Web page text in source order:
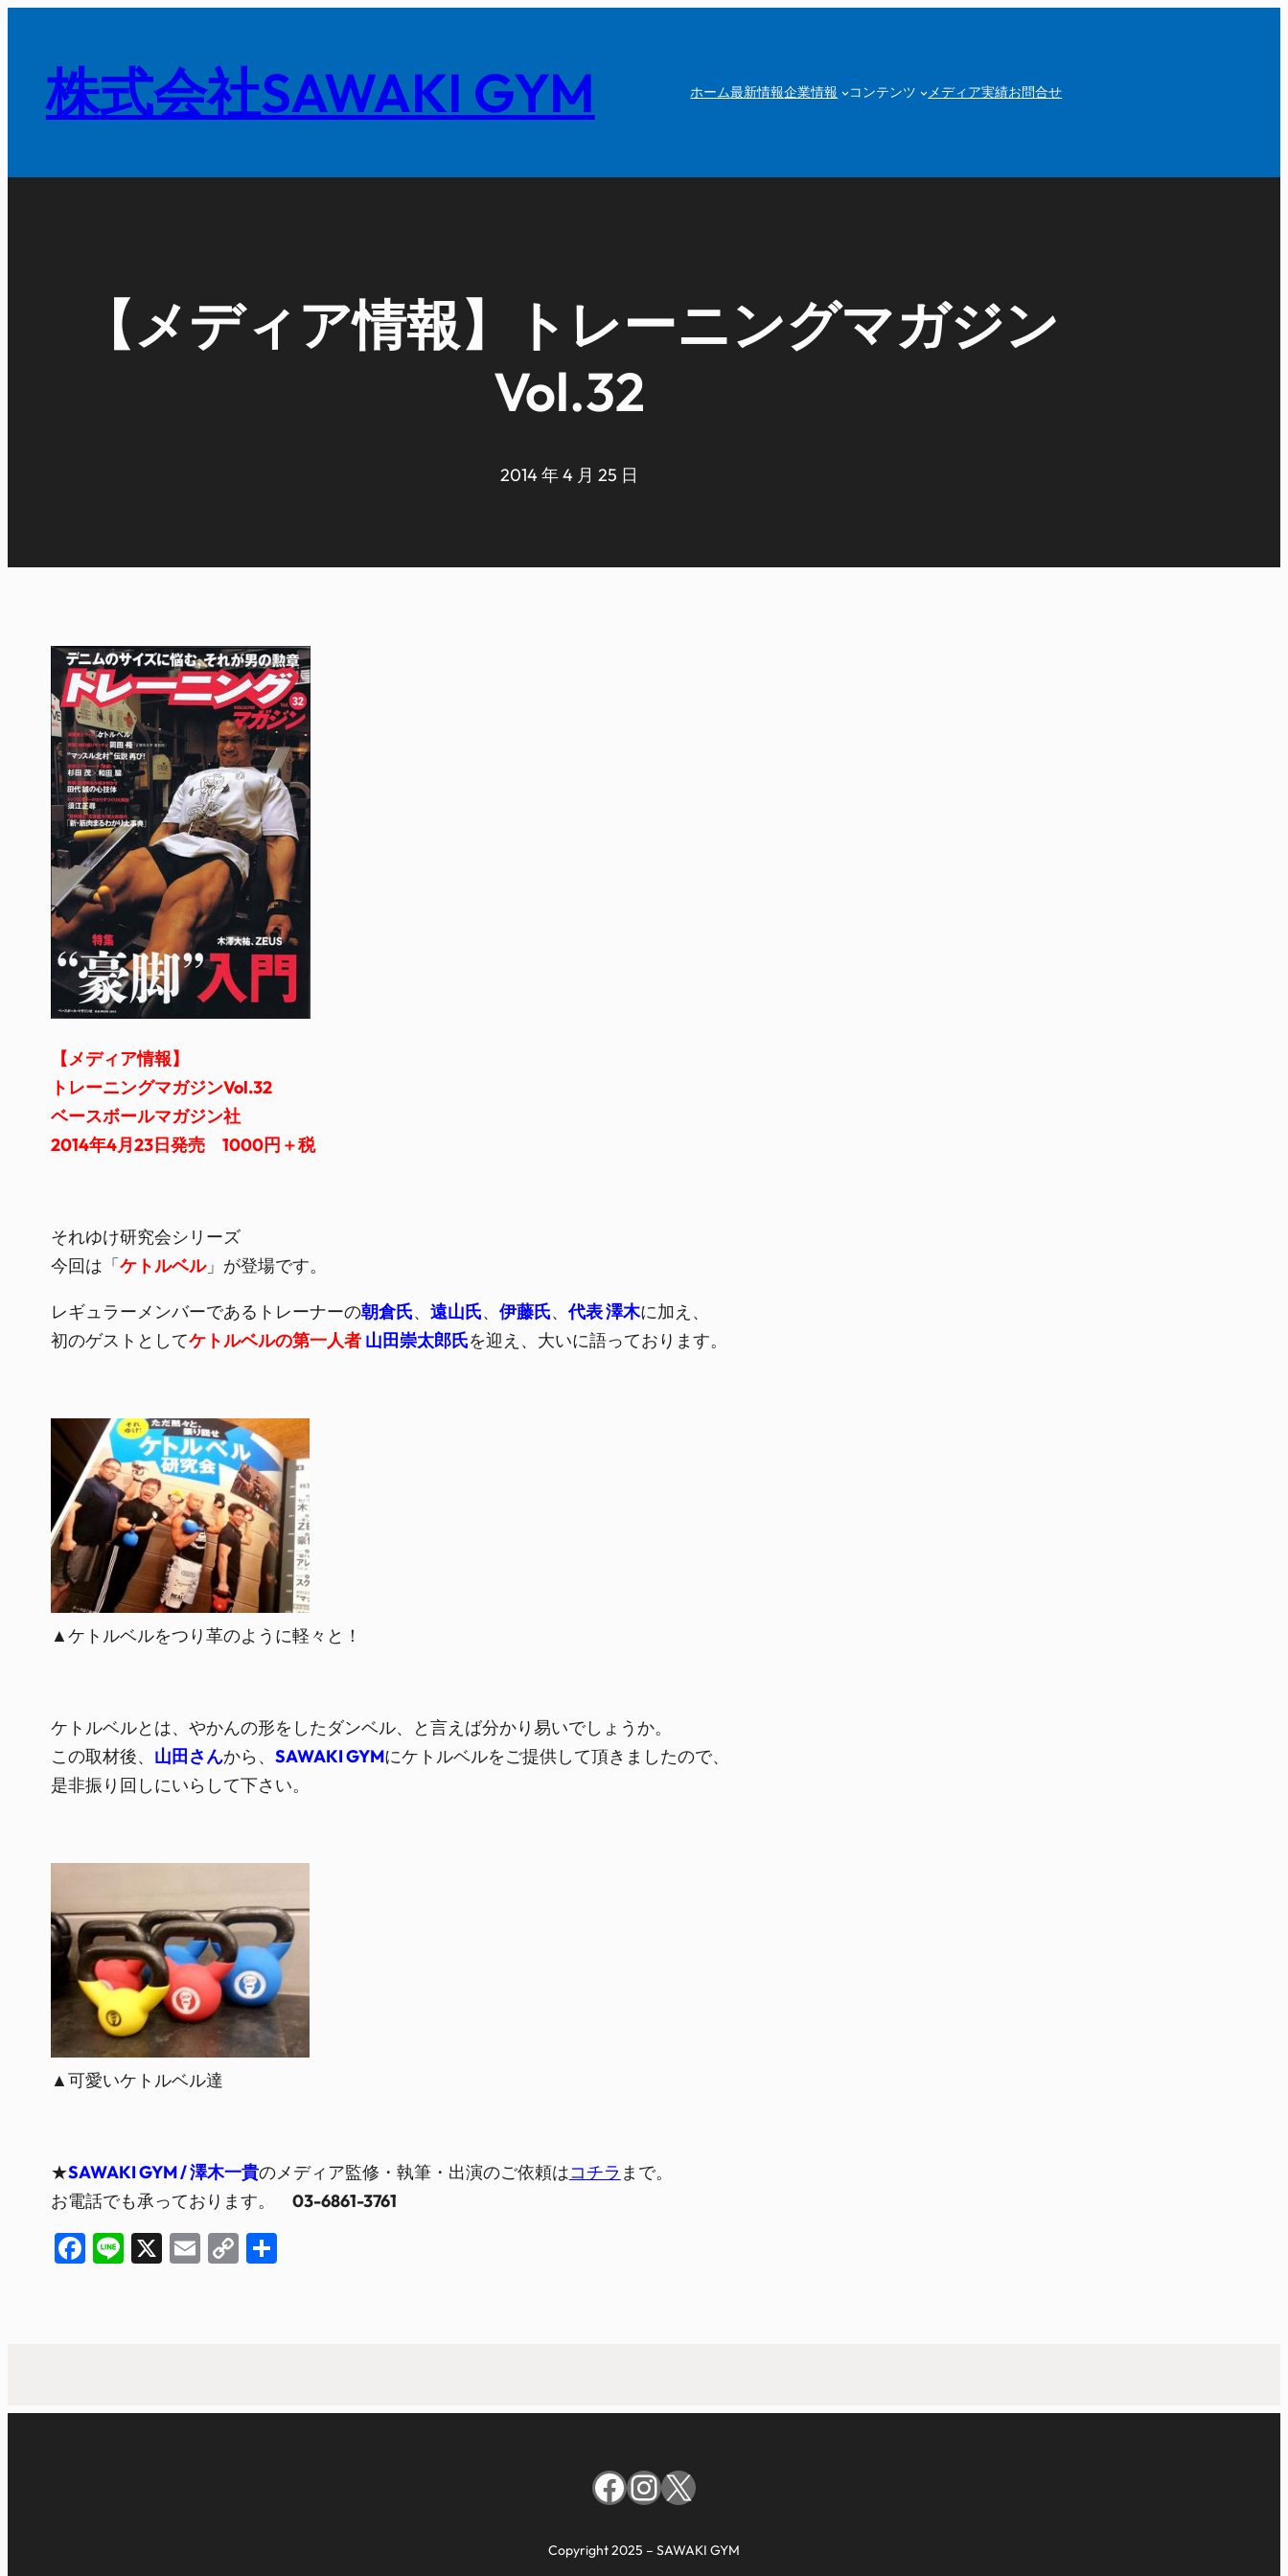
株式会社SAWAKI GYM ホーム最新情報企業情報 コンテンツ メディア実績お問合せ
【メディア情報】トレーニングマガジン
Vol.32
2014 年 4 月 25 日
【メディア情報】
トレーニングマガジンVol.32
ベースボールマガジン社
2014年4月23日発売 1000円＋税
それゆけ研究会シリーズ
今回は「ケトルベル」が登場です。
レギュラーメンバーであるトレーナーの朝倉氏、 遠山氏、 伊藤氏、代表 澤木に加え、
初のゲストとしてケトルベルの第一人者 山田崇太郎氏を迎え、大いに語っております。
▲ケトルベルをつり革のように軽々と！
ケトルベルとは、やかんの形をしたダンベル、と言えば分かり易いでしょうか。
この取材後、 山田さんから、 SAWAKI GYMにケトルベルをご提供して頂きましたので、
是非振り回しにいらして下さい。
▲可愛いケトルベル達
★SAWAKI GYM / 澤木一貴のメディア監修・執筆・出演のご依頼はコチラ まで。
お電話でも承っております。 03-6861-3761
Facebook
Line
X Email
Copy
共
Facebook
Instagram
X
Copyright 2025 – SAWAKI GYM